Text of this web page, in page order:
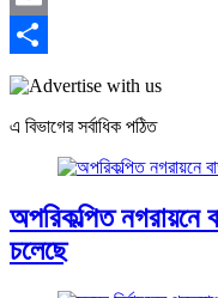
Email
Share
এ বিভাগের সর্বাধিক পঠিত
অপরিকল্পিত নগরায়নে
চলেছে